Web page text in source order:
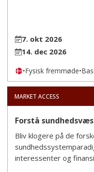
7. okt 2026
14. dec 2026
•Fysisk fremmøde•
MARKET ACCESS
Forstå
Bliv klogere på de
interessenter og